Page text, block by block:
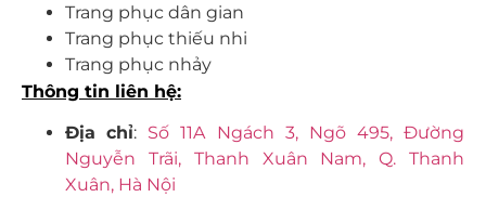
Trang phục dân gian
Trang phục thiếu nhi
Trang phục nhảy
Thông tin liên hệ:
Địa chỉ: Số 11A Ngách 3, Ngõ 495, Đường
Nguyễn Trãi, Thanh Xuân Nam, Q. Thanh
Xuân, Hà Nội